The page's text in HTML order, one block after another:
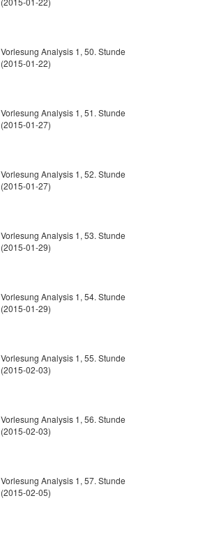
Vorlesung Analysis 1, 50. Stunde
(2015-01-22)
Vorlesung Analysis 1, 51. Stunde
(2015-01-27)
Vorlesung Analysis 1, 52. Stunde
(2015-01-27)
Vorlesung Analysis 1, 53. Stunde
(2015-01-29)
Vorlesung Analysis 1, 54. Stunde
(2015-01-29)
Vorlesung Analysis 1, 55. Stunde
(2015-02-03)
Vorlesung Analysis 1, 56. Stunde
(2015-02-03)
Vorlesung Analysis 1, 57. Stunde
(2015-02-05)